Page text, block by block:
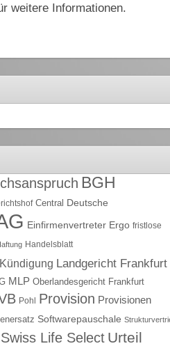
weitere Informationen.
BGH
Central Deutsche
Einfirmenvertreter Ergo fristlose
Handelsblatt
Kündigung Landgericht Frankfurt
MLP Oberlandesgericht Frankfurt
Pohl Provision Provisionen
Softwarepauschale
Swiss Life Select Urteil